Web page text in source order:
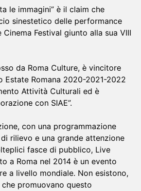
‌le‌ ‌immagini”‌ ‌è‌ ‌il‌ ‌claim‌ ‌che‌
‌sinestetico‌ ‌delle‌ ‌performance‌
Festival giunto alla sua VIII
da Roma Culture, è vincitore
Estate Romana 2020-2021-2022
Attività Culturali ed è
con SIAE”.
con ‌una‌ ‌programmazione‌
‌rilievo ‌e‌ ‌una‌ ‌grande‌ ‌attenzione‌
‌fasce‌ ‌di‌ ‌pubblico‌,‌ ‌‌Live‌
‌a‌ ‌Roma‌ ‌nel‌ ‌2014‌ ‌è‌ ‌un‌ ‌evento‌
‌a‌ ‌livello‌ ‌mondiale‌. ‌‌N‌on‌ ‌esistono,‌
‌promuovano‌ ‌questo‌